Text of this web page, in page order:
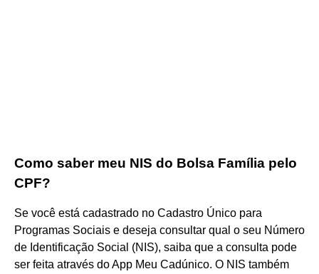
Como saber meu NIS do Bolsa Família pelo
CPF?
Se você está cadastrado no Cadastro Único para
Programas Sociais e deseja consultar qual o seu Número
de Identificação Social (NIS), saiba que a consulta pode
ser feita através do App Meu Cadúnico. O NIS também